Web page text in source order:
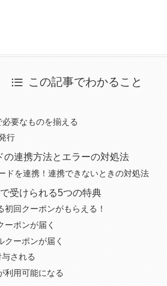
この記事でわかること
要なものを揃える
行
の連携方法とエラーの対処法
ドを連携！連携できないときの対処法
受けられる5つの特典
初回クーポンがもらえる！
ーポンが届く
クーポンが届く
される
利用可能になる